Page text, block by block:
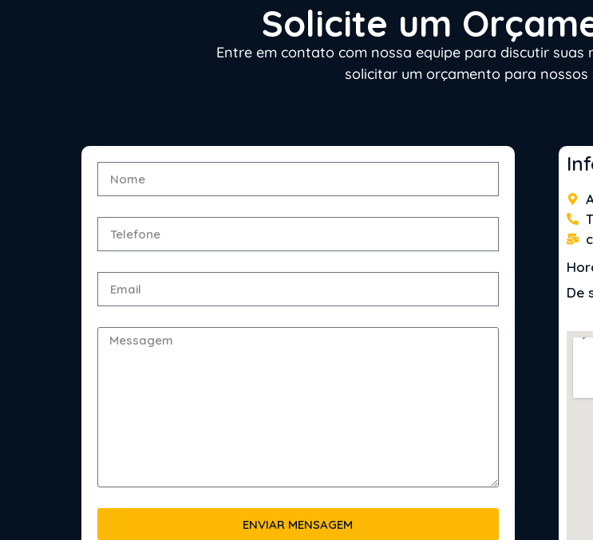
Solicite um
Entre em contato com nossa equipe para discutir suas
solicitar um orçamento para nossos
ENVIAR MENSAGEM
De